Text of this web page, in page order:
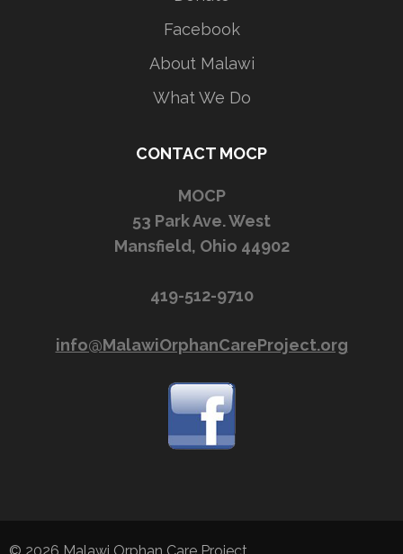
Facebook
About Malawi
What We Do
CONTACT MOCP
MOCP
53 Park Ave. West
Mansfield, Ohio 44902
419-512-9710
info@MalawiOrphanCareProject.org